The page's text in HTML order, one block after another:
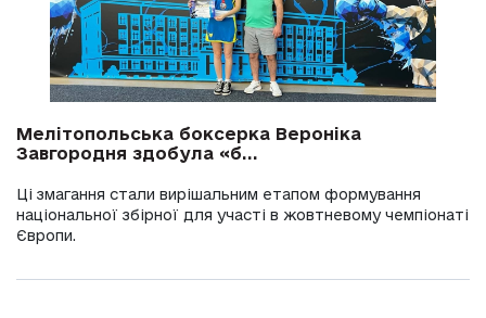
Мелітопольська боксерка Вероніка
Завгородня здобула «б...
Ці змагання стали вирішальним етапом формування
національної збірної для участі в жовтневому чемпіонаті
Європи.